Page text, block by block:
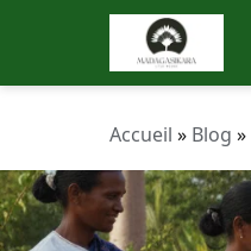
Accueil » Blog »